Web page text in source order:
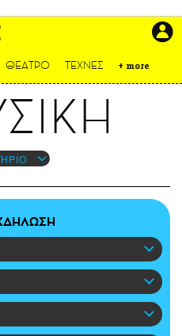
περιεχόμενο
ΘΕΑΤΡΟ ΤΕΧΝΕΣ + more